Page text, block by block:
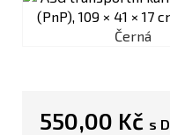
Černá
550,00 Kč s